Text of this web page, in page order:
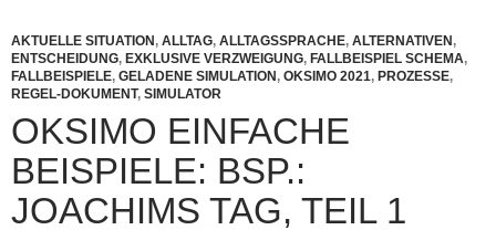
AKTUELLE SITUATION, ALLTAG, ALLTAGSSPRACHE, ALTERNATIVEN,
ENTSCHEIDUNG, EXKLUSIVE VERZWEIGUNG, FALLBEISPIEL SCHEMA,
FALLBEISPIELE, GELADENE SIMULATION, OKSIMO 2021, PROZESSE,
REGEL-DOKUMENT, SIMULATOR
OKSIMO EINFACHE
BEISPIELE: BSP.:
JOACHIMS TAG, TEIL 1